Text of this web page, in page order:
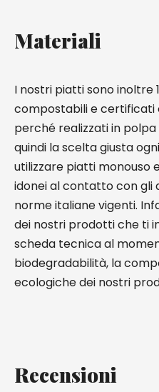
Materiali
I nostri piatti sono inoltre
compostabili e certificati
perché realizzati in
quindi la scelta giusta
utilizzare piatti monouso
idonei al contatto con gli
norme italiane vigenti.
dei nostri prodotti che ti
scheda tecnica al
biodegradabilità, la
ecologiche dei nostri
Recensioni